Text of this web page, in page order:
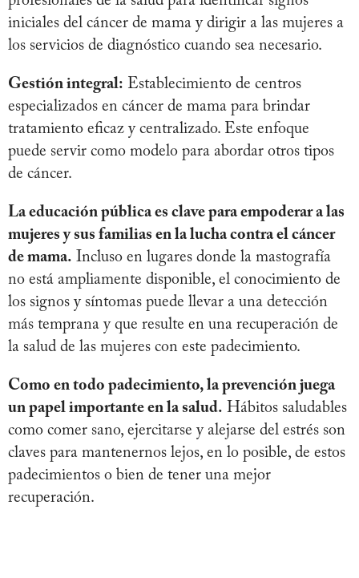
iniciales del cáncer de mama y dirigir a las mujeres a
los servicios de diagnóstico cuando sea necesario.
Gestión integral: Establecimiento de centros
especializados en cáncer de mama para brindar
tratamiento eficaz y centralizado. Este enfoque
puede servir como modelo para abordar otros tipos
de cáncer.
La educación pública es clave para empoderar a las
mujeres y sus familias en la lucha contra el cáncer
de mama. Incluso en lugares donde la mastografía
no está ampliamente disponible, el conocimiento de
los signos y síntomas puede llevar a una detección
más temprana y que resulte en una recuperación de
la salud de las mujeres con este padecimiento.
Como en todo padecimiento, la prevención juega
un papel importante en la salud. Hábitos saludables
como comer sano, ejercitarse y alejarse del estrés son
claves para mantenernos lejos, en lo posible, de estos
padecimientos o bien de tener una mejor
recuperación.